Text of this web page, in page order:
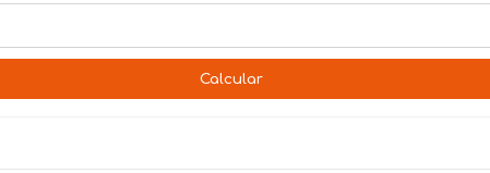
Calcular